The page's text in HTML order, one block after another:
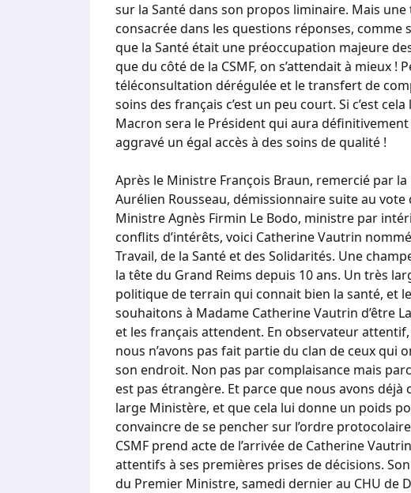
sur la Santé dans son propos liminaire. Mais
consacrée dans les questions réponses, comme
que la Santé était une préoccupation majeure
que du côté de la CSMF, on s’attendait à mieux !
téléconsultation dérégulée et le transfert de
soins des français c’est un peu court. Si c’est
Macron sera le Président qui aura
aggravé un égal accès à des soins de qualité !
Après le Ministre François Braun, remercié par
Aurélien Rousseau, démissionnaire suite au
Ministre Agnès Firmin Le Bodo, ministre par
conflits d’intérêts, voici Catherine Vautrin
Travail, de la Santé et des Solidarités. Une
la tête du Grand Reims depuis 10 ans. Un très
politique de terrain qui connait bien la santé, et
souhaitons à Madame Catherine Vautrin d’être
et les français attendent. En observateur
nous n’avons pas fait partie du clan de ceux qui
son endroit. Non pas par complaisance mais
est pas étrangère. Et parce que nous avons
large Ministère, et que cela lui donne un poids
convaincre de se pencher sur l’ordre
CSMF prend acte de l’arrivée de Catherine
attentifs à ses premières prises de décisions.
du Premier Ministre, samedi dernier au CHU de